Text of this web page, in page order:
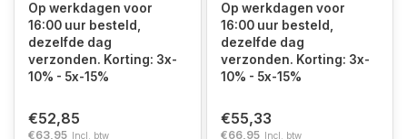
Op werkdagen voor
16:00 uur besteld,
dezelfde dag
verzonden. Korting: 3x-
10% - 5x-15%
€52,85
€63,95 Incl. btw
Op werkdagen voor
16:00 uur besteld,
dezelfde dag
verzonden. Korting: 3x-
10% - 5x-15%
€55,33
€66,95 Incl. btw